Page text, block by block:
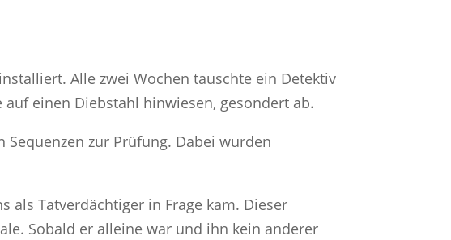
Alle zwei Wochen tauschte ein Detektiv
einen Diebstahl hinwiesen, gesondert ab.
zur Prüfung. Dabei wurden
als Tatverdächtiger in Frage kam. Dieser
Sobald er alleine war und ihn kein anderer